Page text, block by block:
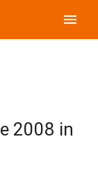
menu
2008 in